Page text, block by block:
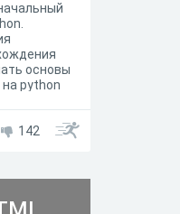
основы
python
142